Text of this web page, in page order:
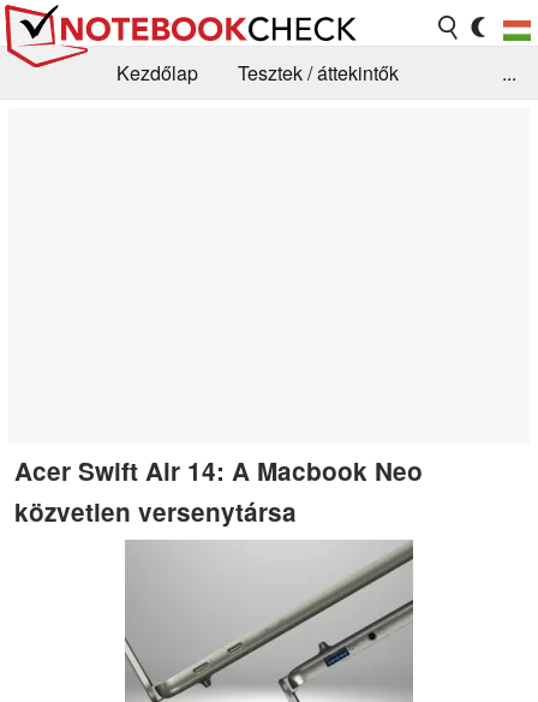
Kezdőlap
Tesztek / áttekintők
...
Acer Swift Air 14: A Macbook Neo
közvetlen versenytársa